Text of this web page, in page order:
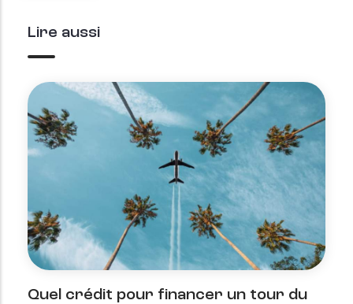
Lire aussi
Quel crédit pour financer un tour du